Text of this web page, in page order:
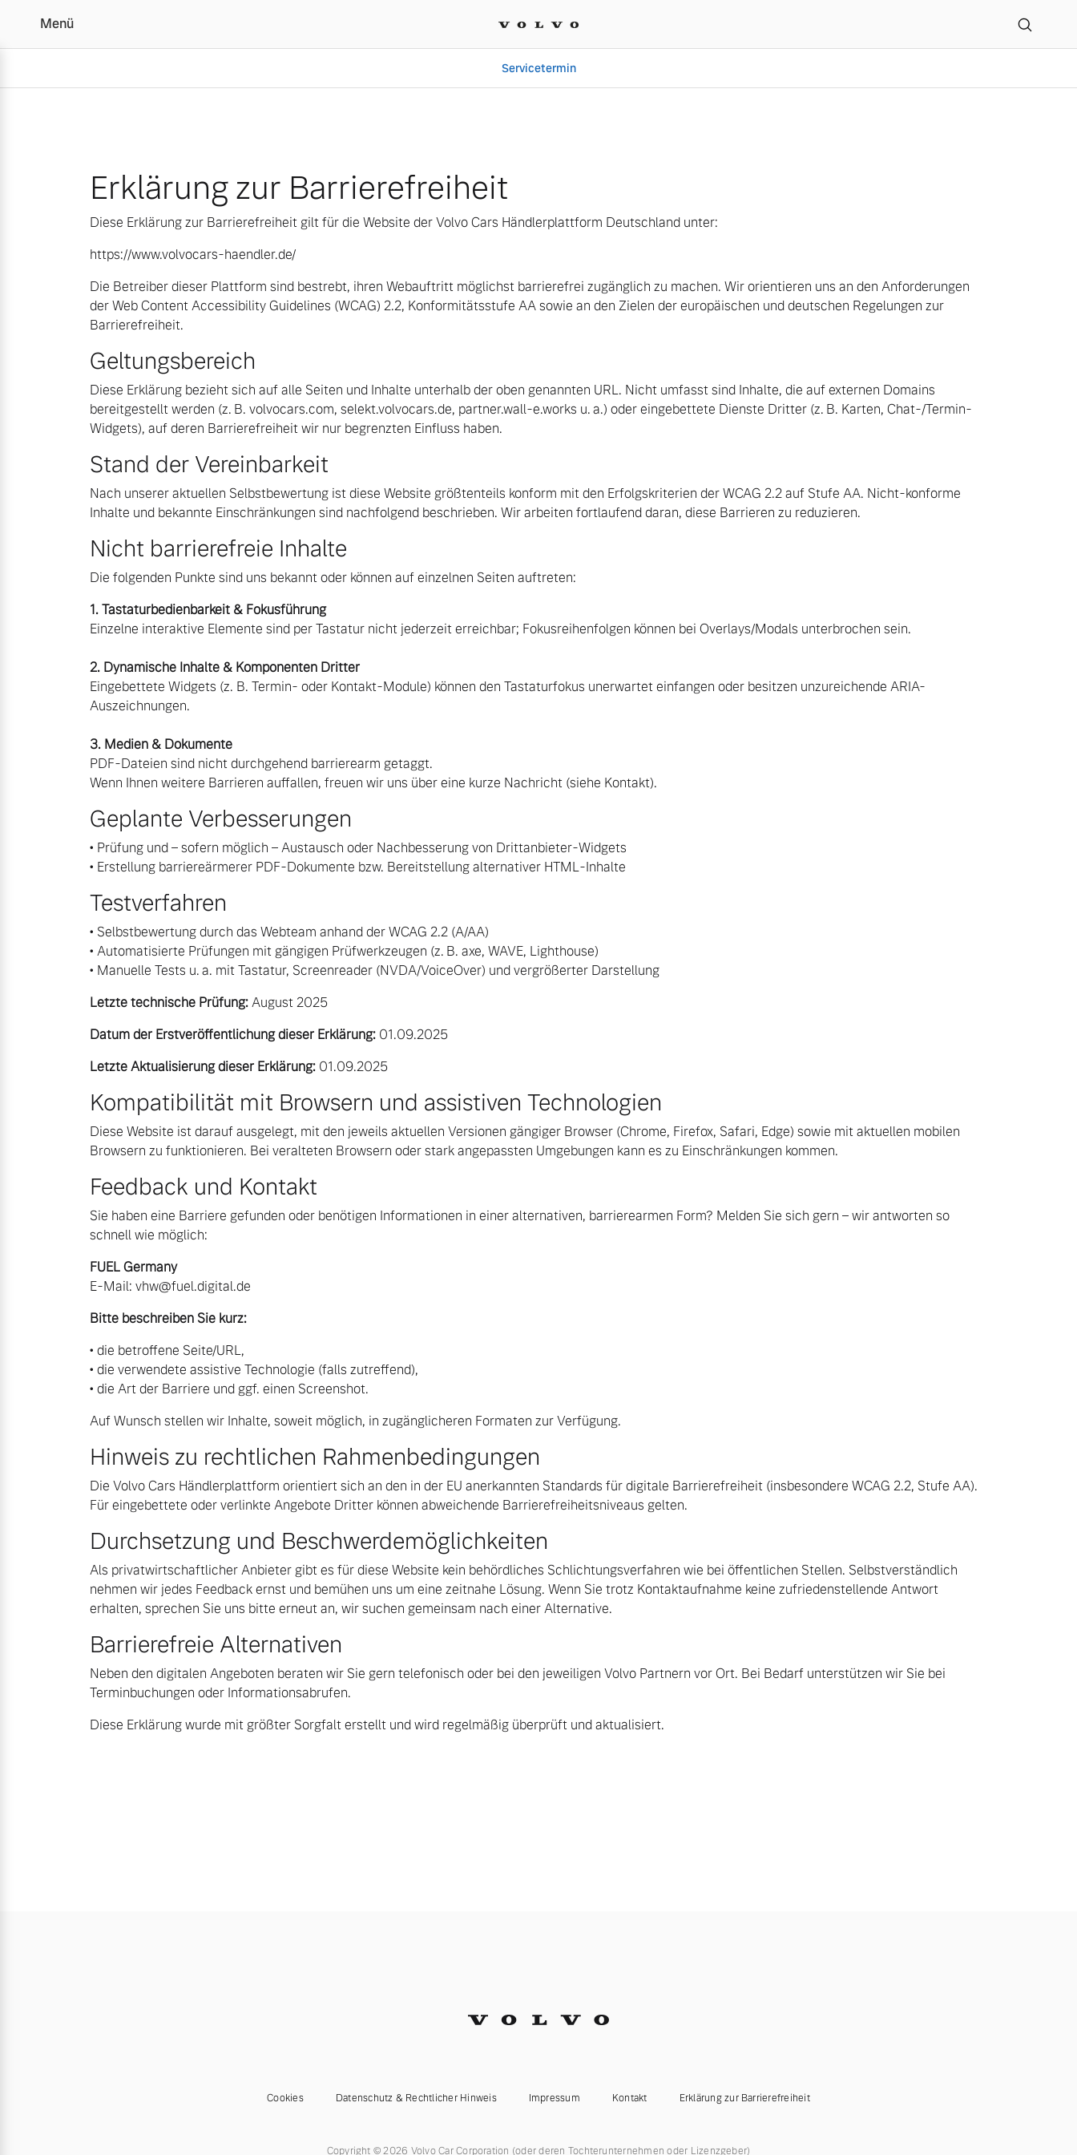
Menü
Servicetermin
Aktuelle Zubehörangebote
Gebrauchtwagen
Aktuelle Zubehörangebote
Zubehörkatalog
Aktuelle Serviceangebote
Service by Volvo
Über uns
Unser Team
Unsere News & Events
Erklärung zur Barrierefreiheit
Diese Erklärung zur Barrierefreiheit gilt für die Website der Volvo Cars Händlerplattform Deutschland unter:
https://www.volvocars-haendler.de/
Die Betreiber dieser Plattform sind bestrebt, ihren Webauftritt möglichst barrierefrei zugänglich zu machen. Wir orientieren uns an den Anforderungen
der Web Content Accessibility Guidelines (WCAG) 2.2, Konformitätsstufe AA sowie an den Zielen der europäischen und deutschen Regelungen zur
Barrierefreiheit.
Geltungsbereich
Diese Erklärung bezieht sich auf alle Seiten und Inhalte unterhalb der oben genannten URL. Nicht umfasst sind Inhalte, die auf externen Domains
bereitgestellt werden (z. B. volvocars.com, selekt.volvocars.de, partner.wall-e.works u. a.) oder eingebettete Dienste Dritter (z. B. Karten, Chat-/Termin-
Widgets), auf deren Barrierefreiheit wir nur begrenzten Einfluss haben.
Stand der Vereinbarkeit
Nach unserer aktuellen Selbstbewertung ist diese Website größtenteils konform mit den Erfolgskriterien der WCAG 2.2 auf Stufe AA. Nicht-konforme
Inhalte und bekannte Einschränkungen sind nachfolgend beschrieben. Wir arbeiten fortlaufend daran, diese Barrieren zu reduzieren.
Nicht barrierefreie Inhalte
Die folgenden Punkte sind uns bekannt oder können auf einzelnen Seiten auftreten:
1. Tastaturbedienbarkeit & Fokusführung
Einzelne interaktive Elemente sind per Tastatur nicht jederzeit erreichbar; Fokusreihenfolgen können bei Overlays/Modals unterbrochen sein.
2. Dynamische Inhalte & Komponenten Dritter
Eingebettete Widgets (z. B. Termin- oder Kontakt-Module) können den Tastaturfokus unerwartet einfangen oder besitzen unzureichende ARIA-
Auszeichnungen.
3. Medien & Dokumente
PDF-Dateien sind nicht durchgehend barrierearm getaggt.
Wenn Ihnen weitere Barrieren auffallen, freuen wir uns über eine kurze Nachricht (siehe Kontakt).
Geplante Verbesserungen
• Prüfung und – sofern möglich – Austausch oder Nachbesserung von Drittanbieter-Widgets
• Erstellung barriereärmerer PDF-Dokumente bzw. Bereitstellung alternativer HTML-Inhalte
Testverfahren
• Selbstbewertung durch das Webteam anhand der WCAG 2.2 (A/AA)
• Automatisierte Prüfungen mit gängigen Prüfwerkzeugen (z. B. axe, WAVE, Lighthouse)
• Manuelle Tests u. a. mit Tastatur, Screenreader (NVDA/VoiceOver) und vergrößerter Darstellung
Letzte technische Prüfung:August 2025
Datum der Erstveröffentlichung dieser Erklärung:01.09.2025
Letzte Aktualisierung dieser Erklärung:01.09.2025
Kompatibilität mit Browsern und assistiven Technologien
Diese Website ist darauf ausgelegt, mit den jeweils aktuellen Versionen gängiger Browser (Chrome, Firefox, Safari, Edge) sowie mit aktuellen mobilen
Browsern zu funktionieren. Bei veralteten Browsern oder stark angepassten Umgebungen kann es zu Einschränkungen kommen.
Feedback und Kontakt
Sie haben eine Barriere gefunden oder benötigen Informationen in einer alternativen, barrierearmen Form? Melden Sie sich gern – wir antworten so
schnell wie möglich:
FUEL Germany
E‑Mail: vhw@fuel.digital.de
Bitte beschreiben Sie kurz:
• die betroffene Seite/URL,
• die verwendete assistive Technologie (falls zutreffend),
• die Art der Barriere und ggf. einen Screenshot.
Auf Wunsch stellen wir Inhalte, soweit möglich, in zugänglicheren Formaten zur Verfügung.
Hinweis zu rechtlichen Rahmenbedingungen
Die Volvo Cars Händlerplattform orientiert sich an den in der EU anerkannten Standards für digitale Barrierefreiheit (insbesondere WCAG 2.2, Stufe AA).
Für eingebettete oder verlinkte Angebote Dritter können abweichende Barrierefreiheitsniveaus gelten.
Durchsetzung und Beschwerdemöglichkeiten
Als privatwirtschaftlicher Anbieter gibt es für diese Website kein behördliches Schlichtungsverfahren wie bei öffentlichen Stellen. Selbstverständlich
nehmen wir jedes Feedback ernst und bemühen uns um eine zeitnahe Lösung. Wenn Sie trotz Kontaktaufnahme keine zufriedenstellende Antwort
erhalten, sprechen Sie uns bitte erneut an, wir suchen gemeinsam nach einer Alternative.
Barrierefreie Alternativen
Neben den digitalen Angeboten beraten wir Sie gern telefonisch oder bei den jeweiligen Volvo Partnern vor Ort. Bei Bedarf unterstützen wir Sie bei
Terminbuchungen oder Informationsabrufen.
Diese Erklärung wurde mit größter Sorgfalt erstellt und wird regelmäßig überprüft und aktualisiert.
Cookies Datenschutz & Rechtlicher Hinweis Impressum Kontakt Erklärung zur Barrierefreiheit
Copyright © 2026 Volvo Car Corporation (oder deren Tochterunternehmen oder Lizenzgeber)